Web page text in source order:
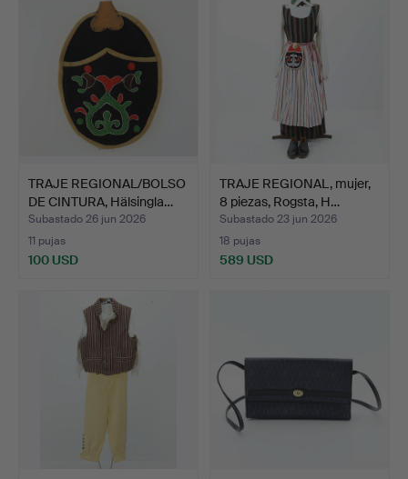
TRAJE REGIONAL/BOLSO
DE CINTURA, Hälsingla…
Subastado 26 jun 2026
11 pujas
100 USD
TRAJE REGIONAL, mujer,
8 piezas, Rogsta, H…
Subastado 23 jun 2026
18 pujas
589 USD